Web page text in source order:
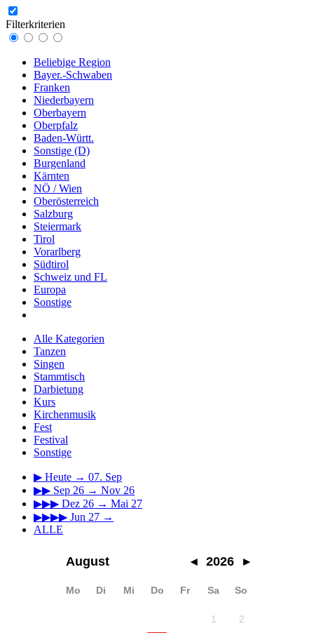
Filterkriterien
Beliebige Region
Bayer.-Schwaben
Franken
Niederbayern
Oberbayern
Oberpfalz
Baden-Württ.
Sonstige (D)
Burgenland
Kärnten
NÖ / Wien
Oberösterreich
Salzburg
Steiermark
Tirol
Vorarlberg
Südtirol
Schweiz und FL
Europa
Sonstige
Alle Kategorien
Tanzen
Singen
Stammtisch
Darbietung
Kurs
Kirchenmusik
Fest
Festival
Sonstige
▶ Heute → 07. Sep
▶▶ Sep 26 → Nov 26
▶▶▶ Dez 26 → Mai 27
▶▶▶▶ Jun 27 →
ALLE
August ◂ 2026 ▸
Mo Di Mi Do Fr Sa So
1 2